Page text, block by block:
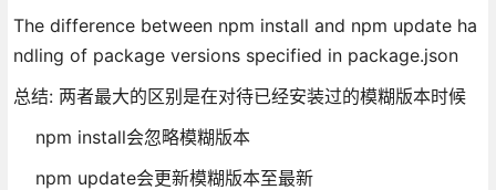
The difference between npm install and npm update ha
ndling of package versions specified in package.json
总结: 两者最大的区别是在对待已经安装过的模糊版本时候
npm install会忽略模糊版本
npm update会更新模糊版本至最新